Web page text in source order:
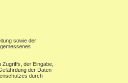
sowie der
der Eingabe,
der Daten
durch